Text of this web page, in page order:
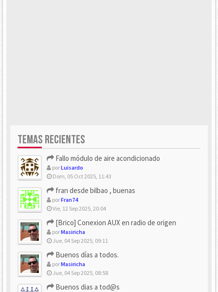
TEMAS RECIENTES
Fallo módulo de aire acondicionado
porLuisardo
Dom, 05 Oct 2025, 11:43
fran desde bilbao , buenas
porFran74
Vie, 12 Sep 2025, 20:04
[Brico] Conexion AUX en radio de origen
porMasiricha
Jue, 04 Sep 2025, 09:11
Buenos días a todos.
porMasiricha
Jue, 04 Sep 2025, 08:58
Buenos dias a tod@s